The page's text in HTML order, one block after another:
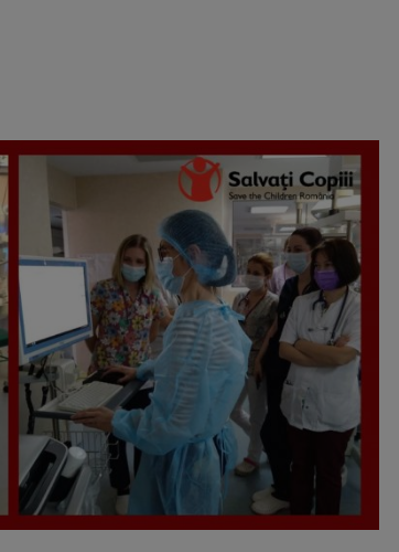
dosarul lui Călin Georgescu și Horațiu Potra.
pentru biodiversitate 2026-2030, adoptată de